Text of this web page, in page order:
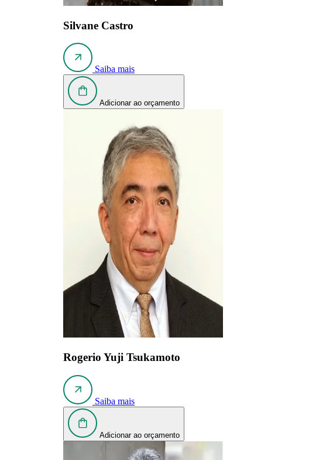
Silvane Castro
Saiba mais
Adicionar ao orçamento
Rogerio Yuji Tsukamoto
Saiba mais
Adicionar ao orçamento